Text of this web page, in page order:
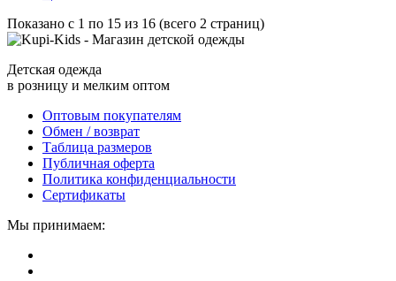
Показано с 1 по 15 из 16 (всего 2 страниц)
Детская одежда
в розницу и мелким оптом
Оптовым покупателям
Обмен / возврат
Таблица размеров
Публичная оферта
Политика конфиденциальности
Сертификаты
Мы принимаем: